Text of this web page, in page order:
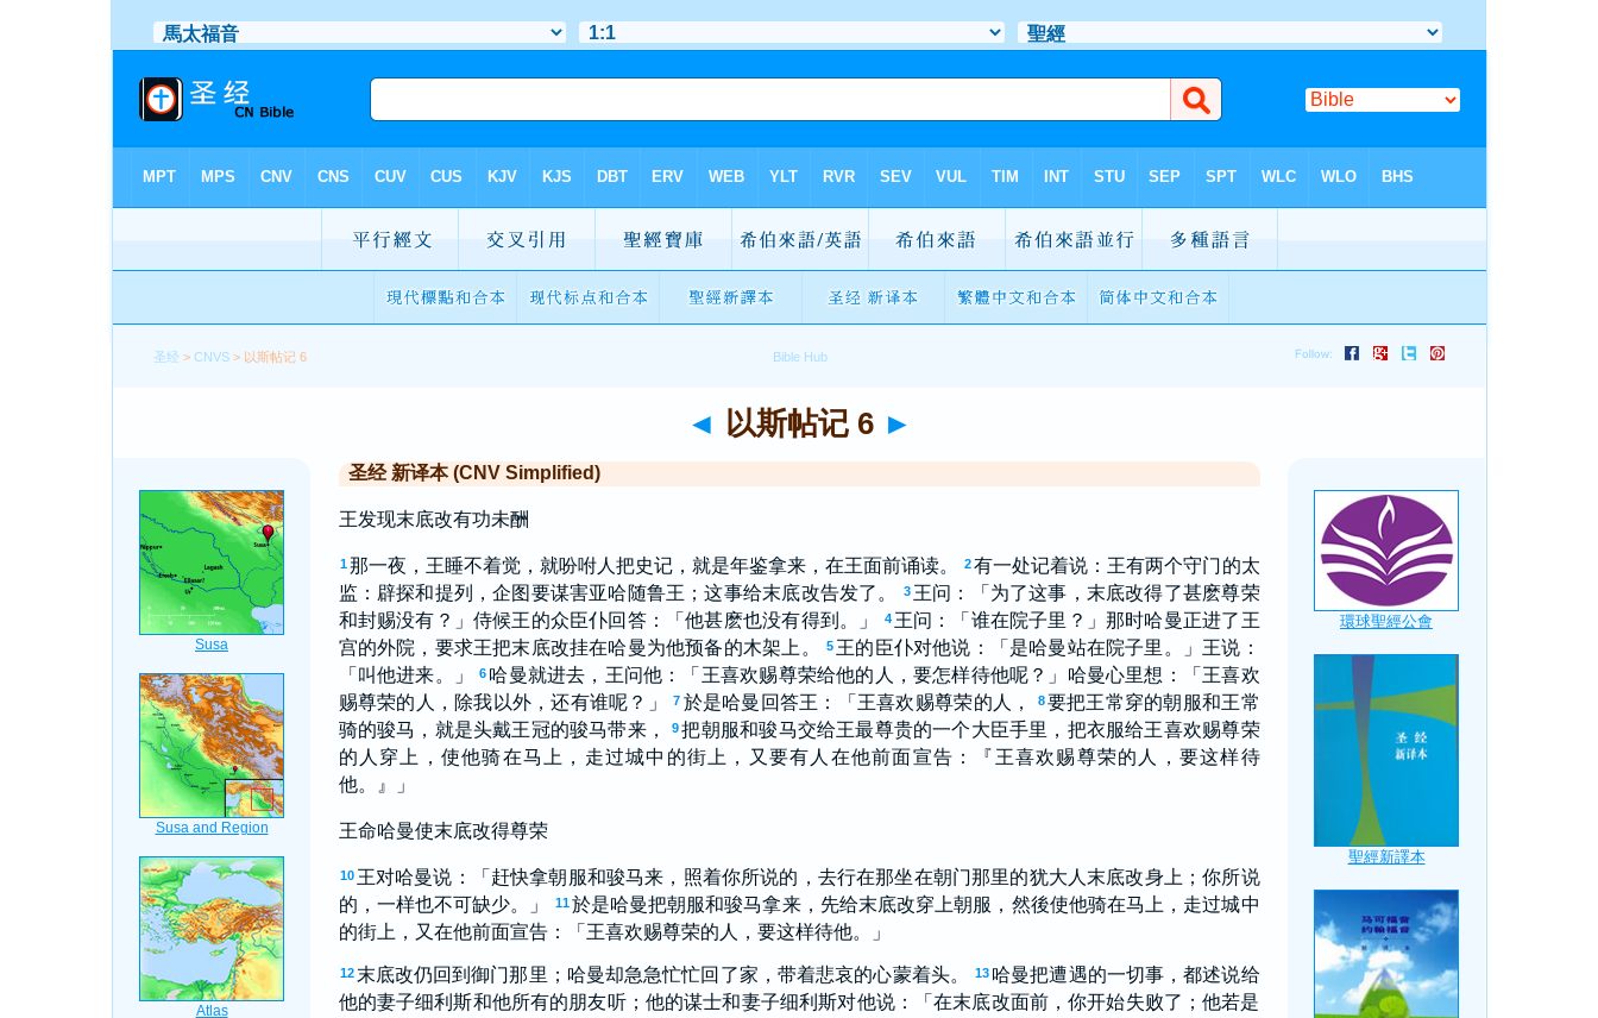
圣经 >CNVS > 以斯帖记 6
◄ 以斯帖记 6 ►
圣经 新译本 (CNV Simplified)
王发现末底改有功未酬
1 那一夜，王睡不着觉，就吩咐人把史记，就是年鉴拿来，在王面前诵读。 2有一处记着说：王有两个守门的太
监：辟探和提列，企图要谋害亚哈随鲁王；这事给末底改告发了。
3 王问：「为了这事，末底改得了甚麽尊荣
和封赐没有？」侍候王的众臣仆回答：「他甚麽也没有得到。」
4 王问：「谁在院子里？」那时哈曼正进了王
宫的外院，要求王把末底改挂在哈曼为他预备的木架上。
5 王的臣仆对他说：「是哈曼站在院子里。」王说：
「叫他进来。」
6 哈曼就进去，王问他：「王喜欢赐尊荣给他的人，要怎样待他呢？」哈曼心里想：「王喜欢
赐尊荣的人，除我以外，还有谁呢？」
7 於是哈曼回答王：「王喜欢赐尊荣的人， 8 要把王常穿的朝服和王常
骑的骏马，就是头戴王冠的骏马带来，
9把朝服和骏马交给王最尊贵的一个大臣手里，把衣服给王喜欢赐尊荣
的人穿上，使他骑在马上，走过城中的街上，又要有人在他前面宣告：『王喜欢赐尊荣的人，要这样待
他。』」
王命哈曼使末底改得尊荣
10 王对哈曼说：「赶快拿朝服和骏马来，照着你所说的，去行在那坐在朝门那里的犹大人末底改身上；你所说
的，一样也不可缺少。」
11 於是哈曼把朝服和骏马拿来，先给末底改穿上朝服，然後使他骑在马上，走过城中
的街上，又在他前面宣告：「王喜欢赐尊荣的人，要这样待他。」
12 末底改仍回到御门那里；哈曼却急急忙忙回了家，带着悲哀的心蒙着头。 13 哈曼把遭遇的一切事，都述说给
他的妻子细利斯和他所有的朋友听；他的谋士和妻子细利斯对他说：「在末底改面前，你开始失败了；他若是